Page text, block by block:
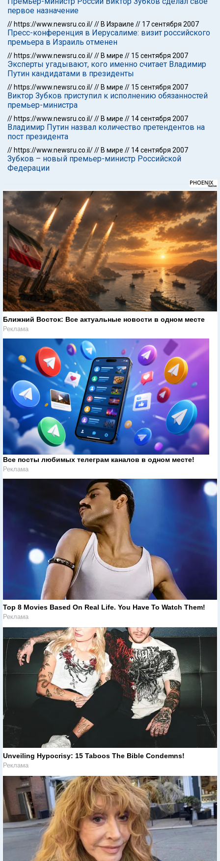
первое назначение
// https://www.newsru.co.il/// В Израиле // 17 сентября 2007
Пресс-конференция в Иерусалиме: визит российского
премьера в Израиль отменен
// https://www.newsru.co.il/// В мире // 15 сентября 2007
Эксперты угадывают, кого именно считает Владимир
Путин кандидатами в президенты
// https://www.newsru.co.il/// В мире // 15 сентября 2007
Виктор Зубков приступил к исполнению обязанностей
премьер-министра
// https://www.newsru.co.il/// В мире // 14 сентября 2007
Владимир Путин назвал количество претендентов на
пост президента
// https://www.newsru.co.il/// В мире // 14 сентября 2007
Зубков – новый премьер-министр Российской
Федерации
Ближний Восток: Все актуальные новости в одном месте
Реклама
Все посты любимых телеграм каналов в одном месте!
Реклама
Top 8 Movies Based On Real Life. You Have To Watch Them!
Реклама
Unveiling Hypocrisy: 15 Taboos The Bible Condemns!
Реклама